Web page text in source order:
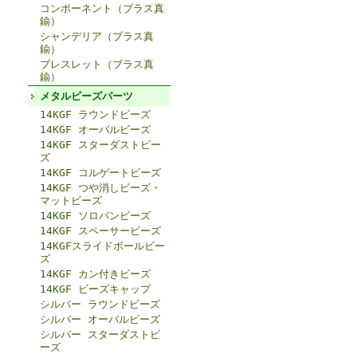
コンポーネント（ブラス真
鍮）
シャンデリア（ブラス真
鍮）
ブレスレット（ブラス真
鍮）
メタルビーズパーツ
14KGF ラウンドビーズ
14KGF オーバルビーズ
14KGF スターダストビー
ズ
14KGF コルゲートビーズ
14KGF つや消しビーズ・
マットビーズ
14KGF ソロバンビーズ
14KGF スペーサービーズ
14KGFスライドボールビー
ズ
14KGF カン付きビーズ
14KGF ビーズキャップ
シルバー ラウンドビーズ
シルバー オーバルビーズ
シルバー スターダストビ
ーズ